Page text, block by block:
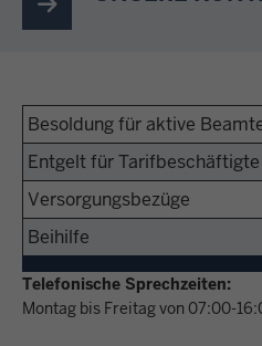
Besoldung für aktive
Entgelt für Tarifbeschäftigte
Versorgungsbezüge
Beihilfe
Telefonische Sprechzeiten:
Montag bis Freitag von 07:00-